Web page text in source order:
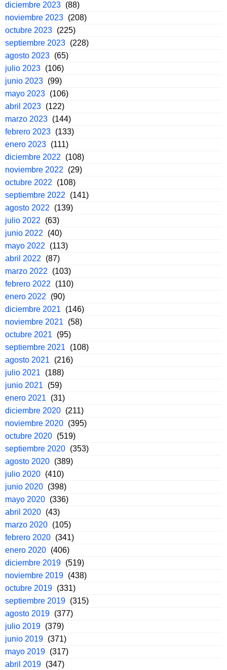
diciembre 2023 (88)
noviembre 2023 (208)
octubre 2023 (225)
septiembre 2023 (228)
agosto 2023 (65)
julio 2023 (106)
junio 2023 (99)
mayo 2023 (106)
abril 2023 (122)
marzo 2023 (144)
febrero 2023 (133)
enero 2023 (111)
diciembre 2022
(108)
noviembre 2022
(29)
octubre 2022
(108)
septiembre 2022
(141)
agosto 2022
(139)
julio 2022
(63)
junio 2022
(40)
mayo 2022
(113)
abril 2022
(87)
marzo 2022
(103)
febrero 2022
(110)
enero 2022
(90)
diciembre 2021
(146)
noviembre 2021
(58)
octubre 2021
(95)
septiembre 2021
(108)
agosto 2021
(216)
julio 2021
(188)
junio 2021
(59)
enero 2021
(31)
diciembre 2020 (211)
noviembre 2020 (395)
octubre 2020 (519)
septiembre 2020 (353)
agosto 2020 (389)
julio 2020 (410)
junio 2020 (398)
mayo 2020 (336)
abril 2020 (43)
marzo 2020 (105)
febrero 2020 (341)
enero 2020 (406)
diciembre 2019 (519)
noviembre 2019 (438)
octubre 2019 (331)
septiembre 2019 (315)
agosto 2019 (377)
julio 2019 (379)
junio 2019 (371)
mayo 2019 (317)
abril 2019 (347)